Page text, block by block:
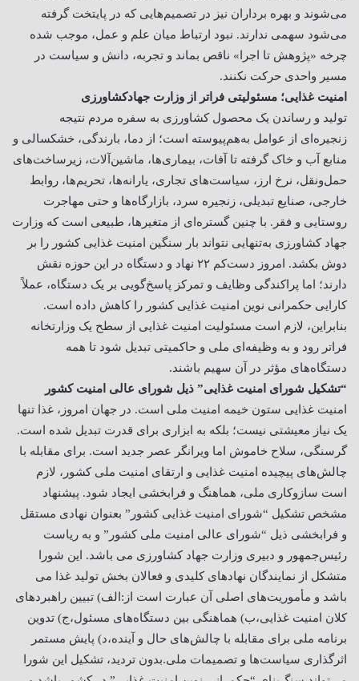
می‌شوند و بهره برداران نیز در تصمیم‌هایی که در پایتخت گرفته
می‌شود سهمی ندارند. نبود ارتباط میان علم و عمل، موجب شده
چرخه «پژوهش تا اجرا» ناقص بماند و تجربه، دانش و سیاست در
مسیر واحدی حرکت نکنند.
امنیت غذایی؛ مسئولیتی فراتر از وزارت جهادکشاورزی
تولید و رساندن یک محصول کشاورزی به سفره مردم نتیجه
زنجیره‌ای از عوامل به‌هم‌پیوسته است؛ از دما، بارندگی، خشکسالی و
منابع آب و خاک گرفته تا آفات، بیماری‌ها، ماشین‌آلات، زیرساخت‌های
حمل‌ونقل، نرخ ارز، سیاست‌های تجاری، یارانه‌ها، تحریم‌ها، روابط
خارجی، صنایع تبدیلی، زنجیره سرد، بازارگاه‌ها و حتی مهاجرت
روستایی و فقر. با چنین گستره‌ای از متغیرها، طبیعی است که وزارت
جهاد کشاورزی به‌تنهایی نتواند بار سنگین امنیت غذایی کشور را بر
دوش بکشد. امروز دست‌کم ۲۲ نهاد و دستگاه در این حوزه نقش
دارند؛ اما پراکندگی وظایف و تمرکز پاسخ‌گویی بر یک دستگاه، عملاً
کارایی حکمرانی نوین امنیت غذایی کشور را کاهش داده است.
بنابراین، لازم است مسئولیت امنیت غذایی از سطح یک وزارتخانه
فراتر رود و به وظیفه‌ای ملی و حاکمیتی تبدیل شود تا همه
دستگاه‌های مؤثر در آن سهیم باشند.
“تشکیل شورای امنیت غذایی” ذیل شورای عالی امنیت کشور
امنیت غذایی ستون خیمه امنیت ملی است. در جهان امروز، غذا تنها
یک نیاز معیشتی نیست؛ بلکه به ابزاری برای قدرت تبدیل شده است.
گرسنگی، سلاح خاموش اما ویرانگر عصر جدید است. برای مقابله با
چالش‌های پیچیده امنیت غذایی و ارتقای امنیت ملی کشور، لازم
است سازوکاری ملی، هماهنگ و فرابخشی ایجاد شود. پیشنهاد
مشخص تشکیل “شورای امنیت غذایی کشور” بعنوان نهادی مستقل
و فرابخشی ذیل “شورای عالی امنیت ملی کشور” و به ریاست
رئیس‌جمهور و دبیری وزارت جهاد کشاورزی می باشد. این شورا
متشکل از نمایندگان نهادهای کلیدی و فعالان بخش تولید غذا می
باشد و مأموریت‌های اصلی آن عبارت است از: الف) تبیین راهبردهای
کلان امنیت غذایی،ب) هماهنگی بین دستگاه‌های مسئول،ج) تدوین
برنامه ملی برای مقابله با چالش‌های حال و آینده،د) پایش مستمر
اثرگذاری سیاست‌ها و تصمیمات ملی.بدون تردید، تشکیل این شورا